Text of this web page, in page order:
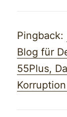
Pingback:
Blog für
55Plus,